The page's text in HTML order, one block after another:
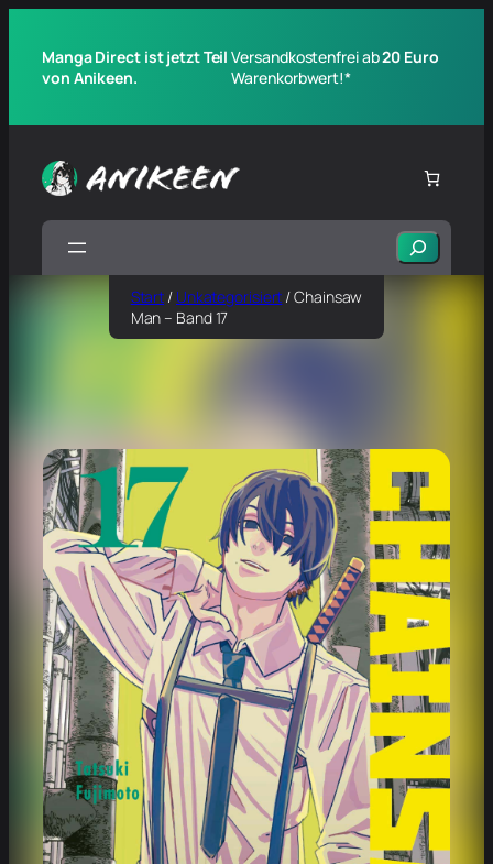
Manga Direct ist jetzt Teil
von Anikeen.
Versandkostenfrei ab20 Euro
Warenkorbwert!*
Suchen
Start / Unkategorisiert / Chainsaw
Man – Band 17